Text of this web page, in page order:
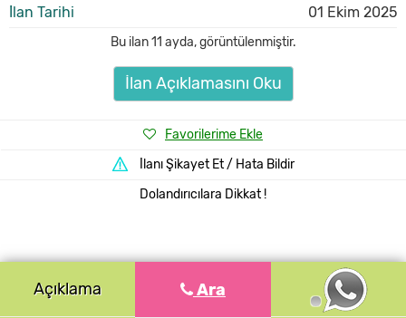
İlan Tarihi
01 Ekim 2025
Bu ilan11 ayda,görüntülenmiştir.
İlan Açıklamasını Oku
Favorilerime Ekle
İlanı Şikayet Et / Hata Bildir
Dolandırıcılara Dikkat !
Açıklama Ara